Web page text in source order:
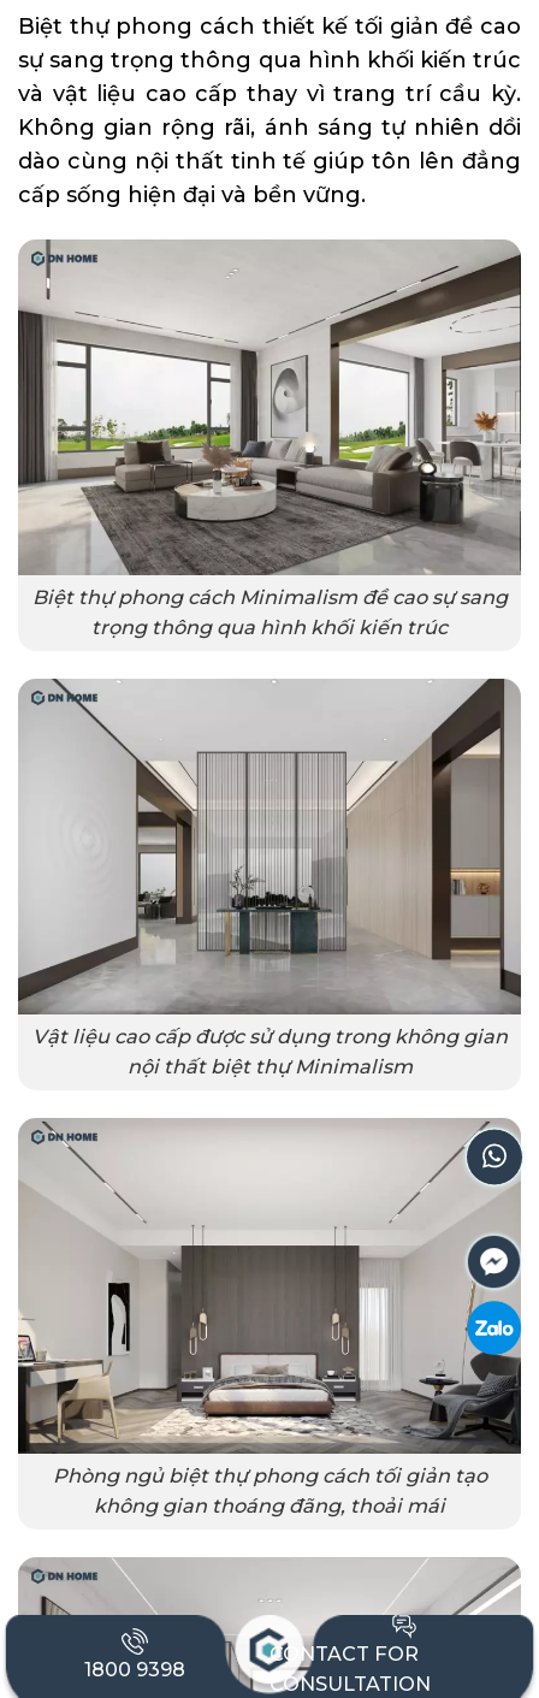
Biệt thự phong cách thiết kế tối giản đề cao
sự sang trọng thông qua hình khối kiến trúc
và vật liệu cao cấp thay vì trang trí cầu kỳ.
Không gian rộng rãi, ánh sáng tự nhiên dồi
dào cùng nội thất tinh tế giúp tôn lên đẳng
cấp sống hiện đại và bền vững.
Biệt thự phong cách Minimalism đề cao sự sang
trọng thông qua hình khối kiến trúc
Vật liệu cao cấp được sử dụng trong không gian
nội thất biệt thự Minimalism
Phòng ngủ biệt thự phong cách tối giản tạo
không gian thoáng đãng, thoải mái
1800 9398
CONTACT FOR
CONSULTATION